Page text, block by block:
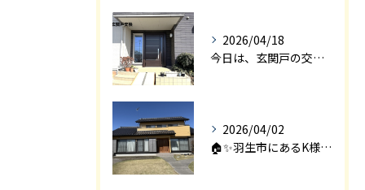
2026/04/18
今日は、玄関戸の交換工事をご紹介します🚪✨。
2026/04/02
🏠✨羽生市にあるK様邸は、2008年に㈱エアロックで新築され...